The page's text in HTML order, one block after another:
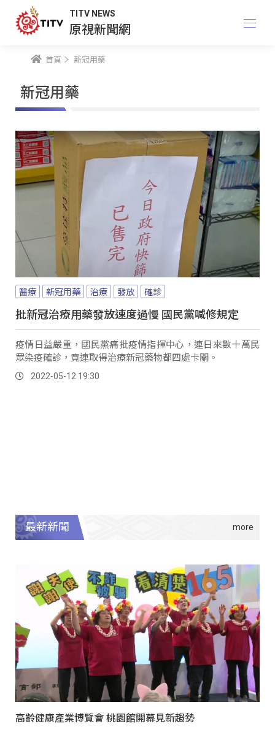
TITV NEWS
原視新聞網
首頁 新冠用藥
新冠用藥
醫療 新冠用藥 治療 發放 確診
批新冠治療用藥發放速度過慢 國民黨喊修規定
疫情日益嚴重，國民黨痛批疫情指揮中心，連日來數十萬民
眾染疫確診，竟連取得治療新冠藥物都四處卡關。
2022-05-12 19:30
最新新聞
高齡健康產業博覽會 桃園館開幕見新趨勢